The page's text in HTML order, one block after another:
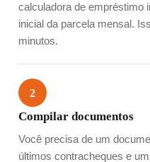
calculadora de empréstimo
inicial da parcela mensal.
minutos.
2
Compilar documentos
Você precisa de um
últimos contracheques e